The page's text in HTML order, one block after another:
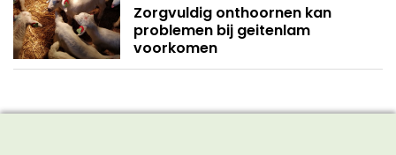
Zorgvuldig onthoornen kan
problemen bij geitenlam
voorkomen